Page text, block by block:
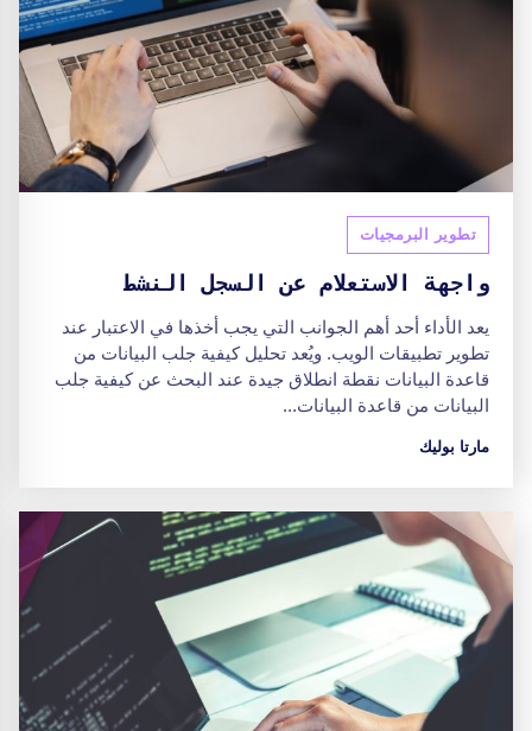
تطوير البرمجيات
واجهة الاستعلام عن السجل النشط
يعد الأداء أحد أهم الجوانب التي يجب أخذها في الاعتبار عند
تطوير تطبيقات الويب. ويُعد تحليل كيفية جلب البيانات من
قاعدة البيانات نقطة انطلاق جيدة عند البحث عن كيفية جلب
البيانات من قاعدة البيانات...
مارتا بوليك